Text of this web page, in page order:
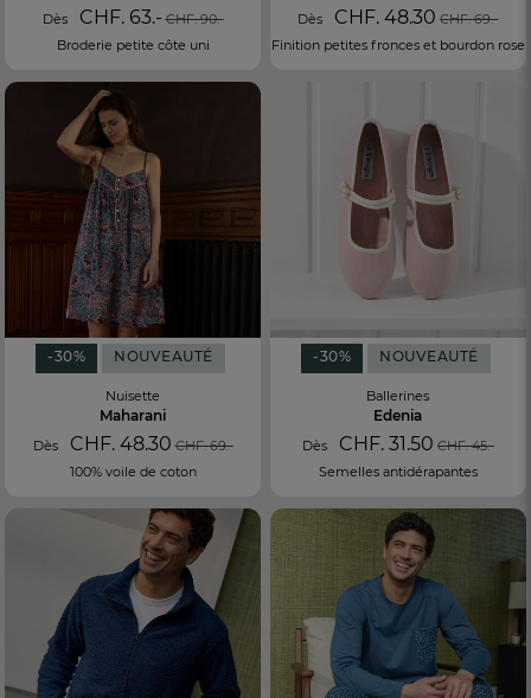
Dès CHF. 63.- CHF. 90.-
Broderie petite côte uni
Dès CHF. 48.30 CHF. 69.-
Finition petites fronces et bourdon rose
-30% NOUVEAUTÉ
Nuisette
Maharani
Dès CHF. 48.30 CHF. 69.-
100% voile de coton
-30% NOUVEAUTÉ
Ballerines
Edenia
Dès CHF. 31.50 CHF. 45.-
Semelles antidérapantes